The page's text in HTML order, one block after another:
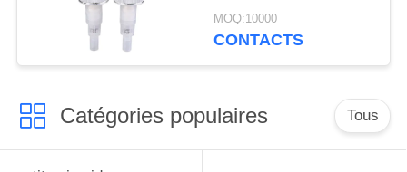
PRIVACY
MOQ:10000
CONTACTS
Catégories populaires Tous